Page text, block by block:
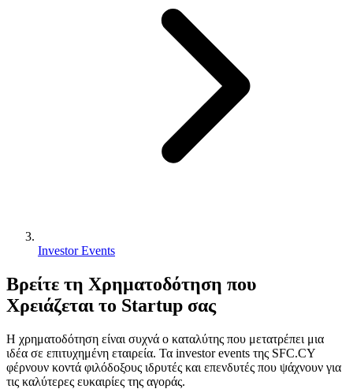
Investor Events
Βρείτε τη Χρηματοδότηση που
Χρειάζεται το Startup σας
Η χρηματοδότηση είναι συχνά ο καταλύτης που μετατρέπει μια
ιδέα σε επιτυχημένη εταιρεία. Τα investor events της SFC.CY
φέρνουν κοντά φιλόδοξους ιδρυτές και επενδυτές που ψάχνουν για
τις καλύτερες ευκαιρίες της αγοράς.